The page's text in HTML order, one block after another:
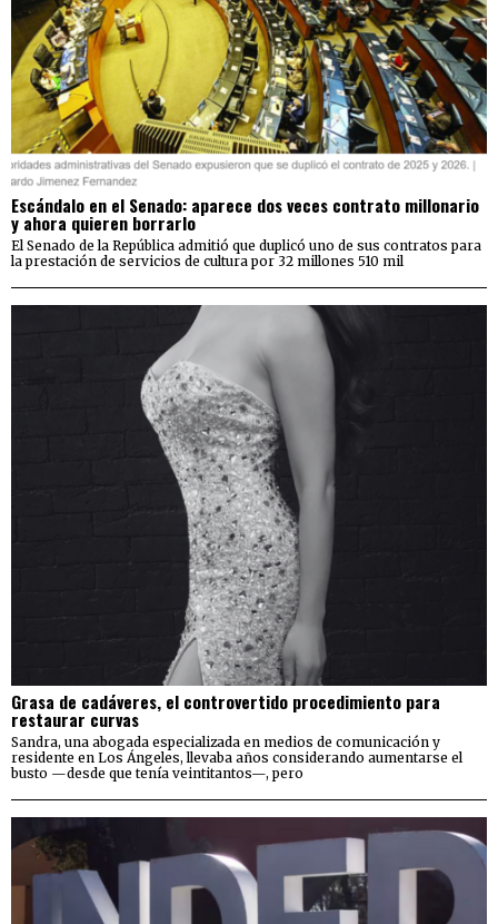
Escándalo en el Senado: aparece dos veces contrato millonario
y ahora quieren borrarlo
El Senado de la República admitió que duplicó uno de sus contratos para
la prestación de servicios de cultura por 32 millones 510 mil
Grasa de cadáveres, el controvertido procedimiento para
restaurar curvas
Sandra, una abogada especializada en medios de comunicación y
residente en Los Ángeles, llevaba años considerando aumentarse el
busto —desde que tenía veintitantos—, pero